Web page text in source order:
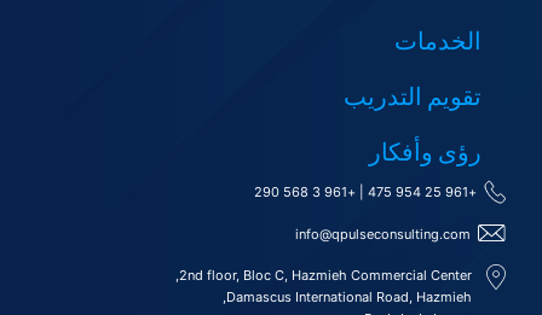
الخدمات
تقويم التدريب
رؤى وأفكار
+961 25 954 475
+961 3 568 290
info@qpulseconsulting.com